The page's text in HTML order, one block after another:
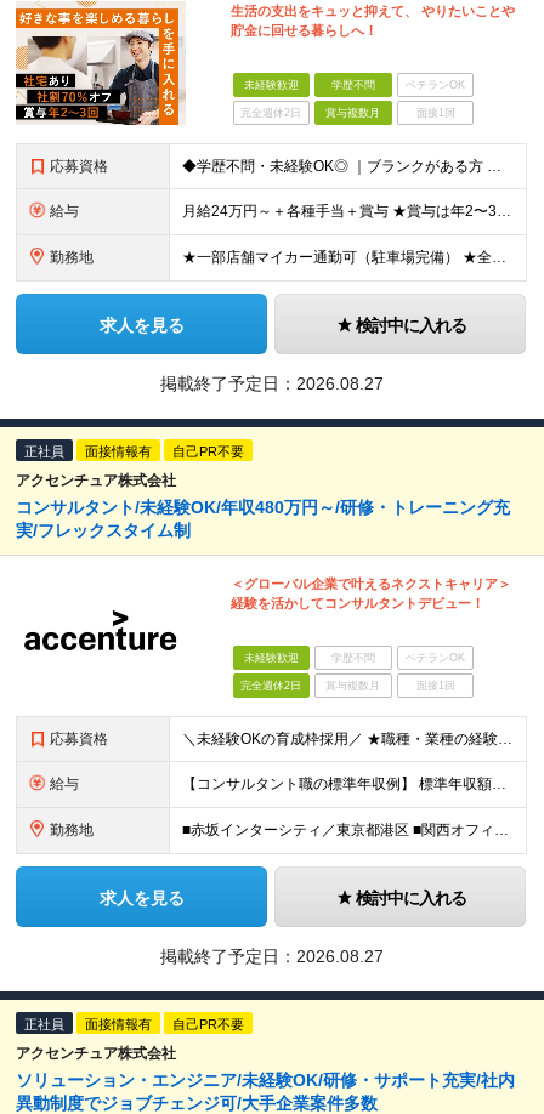
生活の支出をキュッと抑えて、 やりたいことや
貯金に回せる暮らしへ！
未経験歓迎 学歴不問 ベテランOK
完全週休2日 賞与複数月 面接1回
応募資格 ◆学歴不問・未経験OK◎ ｜ブランクがある方 ｜転職回数が気になる方 ｜飲食業界にチャレンジしたい方 ｜副業OK どんな方も大歓迎！「やってみたい」という気持ちがあればOKです◎
給与 月給24万円～＋各種手当＋賞与 ★賞与は年2〜3回支給 （7月・12月の年2回＋会社業績により2月に決算賞与あり） ★家賃1万円の格安寮や70%オフの食事補助により、毎月の支出を大幅に抑えられます。
勤務地 ★一部店舗マイカー通勤可（駐車場完備） ★全国の各店舗で募集中！続々出店予定！ ■首都圏エリア 埼玉、千葉、東京、神奈川、山梨 ■北日本エリア 北海道、青森、岩手、宮城、秋田、山形、福島、茨城、栃
求人を見る 検討中に入れる
掲載終了予定日： 2026.08.27
正社員 面接情報有 自己PR不要
アクセンチュア株式会社
コンサルタント/未経験OK/年収480万円～/研修・トレーニング充
実/フレックスタイム制
＜グローバル企業で叶えるネクストキャリア＞
経験を活かしてコンサルタントデビュー！
未経験歓迎 学歴不問 ベテランOK
完全週休2日 賞与複数月 面接1回
応募資格 ＼未経験OKの育成枠採用／ ★職種・業種の経験は不問です！ ■大卒以上 ■35歳未満の方（長期キャリア形成のための例外事由 3号のイ） 第二新卒をはじめ、子育てなどのブランクを経て再度キャリアを築き
給与 【コンサルタント職の標準年収例】 標準年収額：6,630,000円（個人/法人業績賞与および各種手当を含んだ場合の理論値） 年額基本給：4,800,000円、月額基本給：400,000円（年額基本給1
勤務地 ■赤坂インターシティ／東京都港区 ■関西オフィス／大阪府大阪市北区 ■アクセンチュア・イノベーションセンター北海道／北海道札幌市 ■アクセンチュア・アドバンスト・テクノロジーセンター仙台／宮城県仙台市
求人を見る 検討中に入れる
掲載終了予定日： 2026.08.27
正社員 面接情報有 自己PR不要
アクセンチュア株式会社
ソリューション・エンジニア/未経験OK/研修・サポート充実/社内
異動制度でジョブチェンジ可/大手企業案件多数